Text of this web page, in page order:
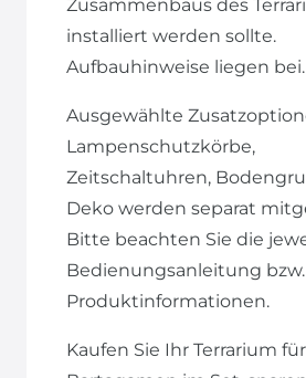
Zusammenbaus des
installiert werden sollte.
Aufbauhinweise liegen bei.
Ausgewählte
Lampenschutzkörbe,
Zeitschaltuhren,
Deko werden separat
Bitte beachten Sie die
Bedienungsanleitung bzw.
Produktinformationen.
Kaufen Sie Ihr Terrarium für